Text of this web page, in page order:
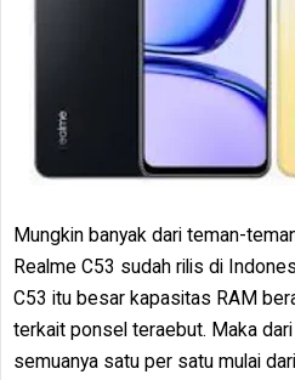
Mungkin banyak dari teman-
Realme C53 sudah rilis di
C53 itu besar kapasitas RAM
terkait ponsel teraebut. Maka
semuanya satu per satu mulai